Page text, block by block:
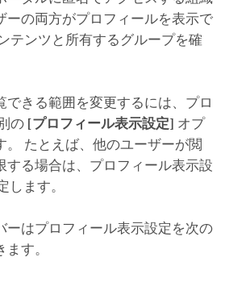
ーの両方がプロフィールを表示で
テンツと所有するグループを確
できる範囲を変更するには、プロ
の [プロフィール表示設定] オプ
。 たとえば、他のユーザーが閲
する場合は、プロフィール表示設
します。
ーはプロフィール表示設定を次の
す。